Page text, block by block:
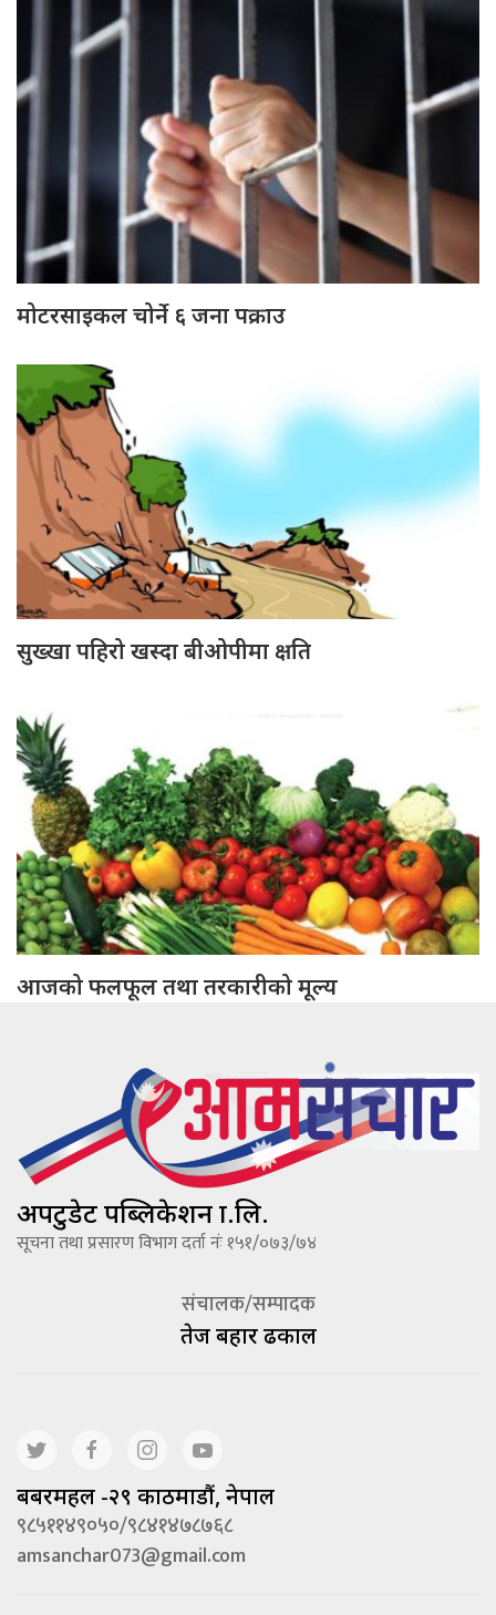
मोटरसाइकल चोर्ने ६ जना पक्राउ
सुख्खा पहिरो खस्दा बीओपीमा क्षति
आजको फलफूल तथा तरकारीको मूल्य
अपटुडेट पब्लिकेशन प्रा.लि.
सूचना तथा प्रसारण विभाग दर्ता नंः १५१/०७३/७४
संचालक/सम्पादक
तेज बहादूर ढकाल
बबरमहल -२९ काठमाडौं, नेपाल
९८५११४९०५०/९८४१४७८७६८
amsanchar073@gmail.com